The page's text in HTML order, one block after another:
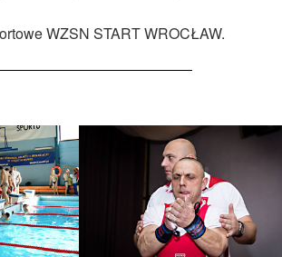
WZSN START WROCŁAW.